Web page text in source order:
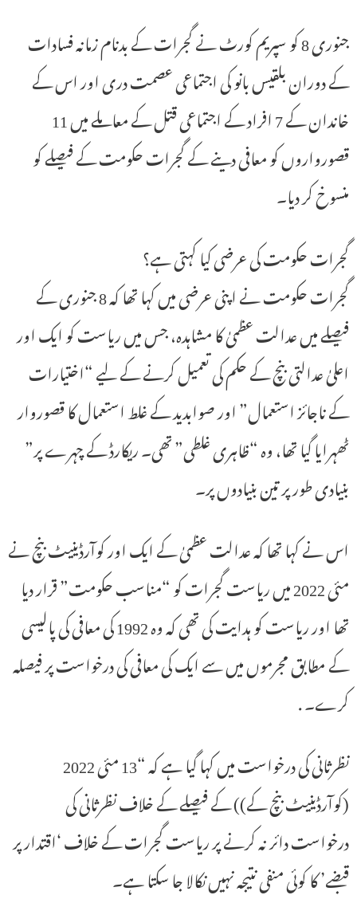
جنوری 8 کو سپریم کورٹ نے گجرات کے بدنام زمانہ فسادات
کے دوران بلقیس بانو کی اجتماعی عصمت دری اور اس کے
خاندان کے 7 افراد کے اجتماعی قتل کے معاملے میں 11
قصورواروں کو معافی دینے کے گجرات حکومت کے فیصلے کو
منسوخ کر دیا۔
گجرات حکومت کی عرضی کیا کہتی ہے؟
گجرات حکومت نے اپنی عرضی میں کہا تھا کہ 8 جنوری کے
فیصلے میں عدالت عظمیٰ کا مشاہدہ، جس میں ریاست کو ایک اور
اعلیٰ عدالتی بنچ کے حکم کی تعمیل کرنے کے لیے “اختیارات
کے ناجائز استعمال” اور صوابدید کے غلط استعمال کا قصوروار
ٹھہرایا گیا تھا، وہ “ظاہری غلطی” تھی۔ ریکارڈ کے چہرے پر”
بنیادی طور پر تین بنیادوں پر۔
اس نے کہا تھا کہ عدالت عظمیٰ کے ایک اور کوآرڈینیٹ بنچ نے
مئی 2022 میں ریاست گجرات کو “مناسب حکومت” قرار دیا
تھا اور ریاست کو ہدایت کی تھی کہ وہ 1992 کی معافی کی پالیسی
کے مطابق مجرموں میں سے ایک کی معافی کی درخواست پر فیصلہ
کرے۔ .
نظرثانی کی درخواست میں کہا گیا ہے کہ “13 مئی 2022
(کوآرڈینیٹ بنچ کے)) کے فیصلے کے خلاف نظرثانی کی
درخواست دائر نہ کرنے پر ریاست گجرات کے خلاف ‘اقتدار پر
قبضے’ کا کوئی منفی نتیجہ نہیں نکالا جا سکتا ہے۔